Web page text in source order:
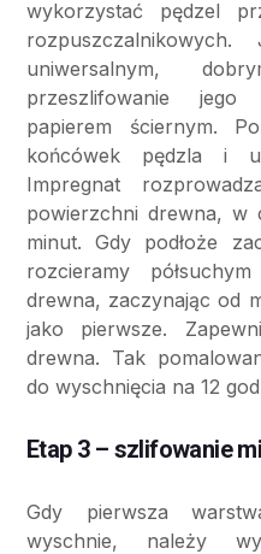
wykorzystać pędzel
uniwersalnym,
przeszlifowanie jego
papierem ściernym.
końcówek pędzla i
Impregnat
powierzchni drewna, w
minut. Gdy podłoże
rozcieramy
drewna, zaczynając od
jako pierwsze.
drewna. Tak
do wyschnięcia na 12
Etap 3 – szlifowanie
Gdy pierwsza
wyschnie, należy